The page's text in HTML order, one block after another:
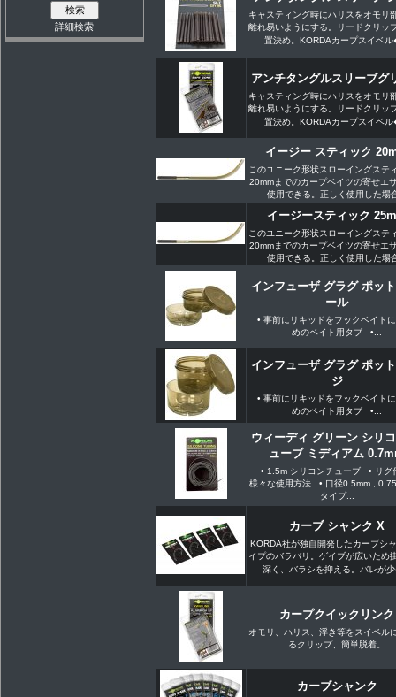
詳細検索
キャスティング時にハリスをオモリ
離れ易いようにする。リードクリッ
置決め。KORDAカープスイベ
アンチタングルスリーブグ
キャスティング時にハリスをオモリ
離れ易いようにする。リードクリッ
置決め。KORDAカープスイベ
イージー スティック
このユニーク形状スローイングステ
20mmまでのカープベイツの寄せエ
使用できる。正しく使用した場
イージースティック
このユニーク形状スローイングステ
20mmまでのカープベイツの寄せエ
使用できる。正しく使用した場
インフューザ グラグ ポッ
ール
• 事前にリキッドをフックベイト
めのベイト用タブ •...
インフューザ グラグ ポッ
ジ
• 事前にリキッドをフックベイト
めのベイト用タブ •...
ウィーディ グリーン シリ
ューブ ミディアム
• 1.5m シリコンチューブ • リグ
様々な使用方法 • 口径0.5mm ,
タイプ...
カーブ シャンク X
KORDA社が独自開発したカーブシ
イプのバラバリ。ゲイブが広いため
深く、バラシを抑える。バレが
カープクイックリンク
オモリ、ハリス、浮き等をスイベル
るクリップ、簡単脱着。
カーブシャンク